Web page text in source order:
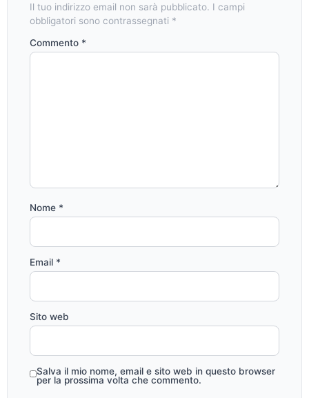
Il tuo indirizzo email non sarà pubblicato. I campi
obbligatori sono contrassegnati *
Commento *
Nome *
Email *
Sito web
Salva il mio nome, email e sito web in questo browser
per la prossima volta che commento.